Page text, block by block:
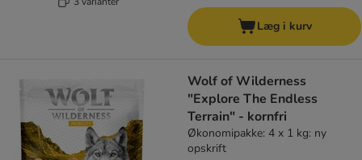
Læg i kurv
Wolf of Wilderness
"Explore The Endless
Terrain" - kornfri
Økonomipakke: 4 x 1 kg: ny
opskrift